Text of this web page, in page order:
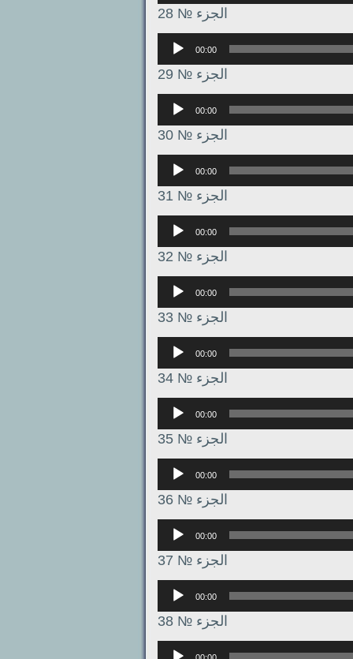
الجزء № 28
Аудиоплеер
00:00
الجزء № 29
Аудиоплеер
00:00
الجزء № 30
Аудиоплеер
00:00
الجزء № 31
Аудиоплеер
00:00
الجزء № 32
Аудиоплеер
00:00
الجزء № 33
Аудиоплеер
00:00
الجزء № 34
Аудиоплеер
00:00
الجزء № 35
Аудиоплеер
00:00
الجزء № 36
Аудиоплеер
00:00
الجزء № 37
Аудиоплеер
00:00
الجزء № 38
Аудиоплеер